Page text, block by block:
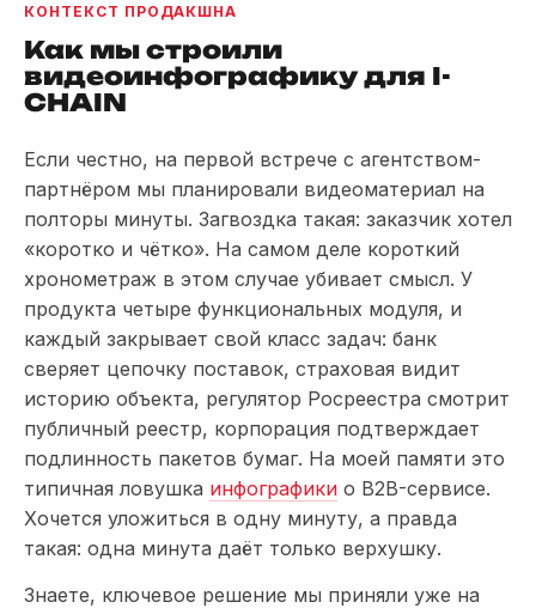
КОНТЕКСТ ПРОДАКШНА
Как мы строили
видеоинфографику для I-
CHAIN
Если честно, на первой встрече с агентством-
партнёром мы планировали видеоматериал на
полторы минуты. Загвоздка такая: заказчик хотел
«коротко и чётко». На самом деле короткий
хронометраж в этом случае убивает смысл. У
продукта четыре функциональных модуля, и
каждый закрывает свой класс задач: банк
сверяет цепочку поставок, страховая видит
историю объекта, регулятор Росреестра смотрит
публичный реестр, корпорация подтверждает
подлинность пакетов бумаг. На моей памяти это
типичная ловушка инфографики о B2B-сервисе.
Хочется уложиться в одну минуту, а правда
такая: одна минута даёт только верхушку.
Знаете, ключевое решение мы приняли уже на